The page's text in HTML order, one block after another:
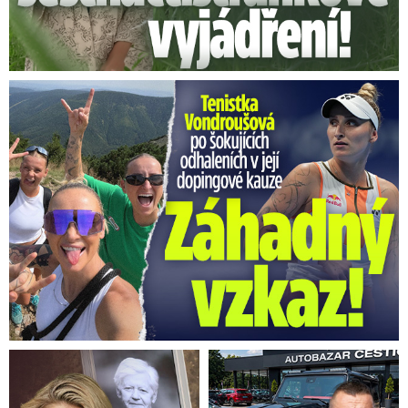
Vondroušová po šokujících odhaleních v kauze: Záhadný vzkaz!